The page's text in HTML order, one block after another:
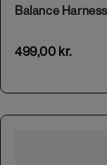
Balance Harness
499,00 kr.